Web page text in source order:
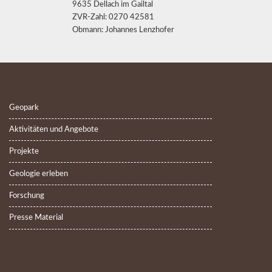
9635 Dellach im Gailtal
ZVR-Zahl: 0270 42581
Obmann: Johannes Lenzhofer
Geopark
Aktivitäten und Angebote
Projekte
Geologie erleben
Forschung
Presse Material